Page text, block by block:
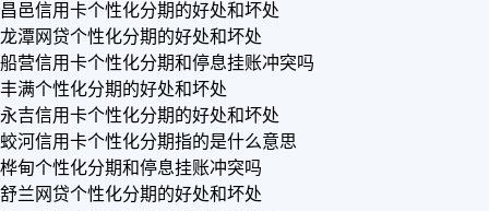
昌邑信用卡个性化分期的好处和坏处
龙潭网贷个性化分期的好处和坏处
船营信用卡个性化分期和停息挂账冲突吗
丰满个性化分期的好处和坏处
永吉信用卡个性化分期的好处和坏处
蛟河信用卡个性化分期指的是什么意思
桦甸个性化分期和停息挂账冲突吗
舒兰网贷个性化分期的好处和坏处